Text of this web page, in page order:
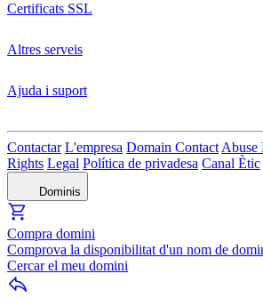
Certificats SSL
Altres serveis
Ajuda i suport
Contactar L'empresa Domain Contact Abuse
Rights Legal Política de privadesa Canal Ètic
Dominis
Compra domini
Comprova la disponibilitat d'un nom de
Cercar el meu domini